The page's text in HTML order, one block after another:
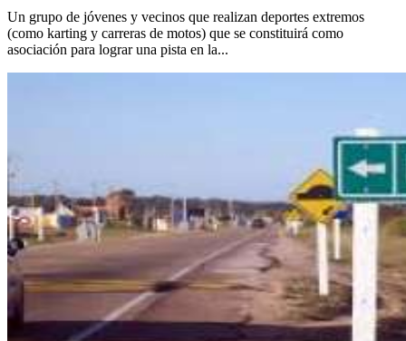
Un grupo de jóvenes y vecinos que realizan deportes extremos
(como karting y carreras de motos) que se constituirá como
asociación para lograr una pista en la...